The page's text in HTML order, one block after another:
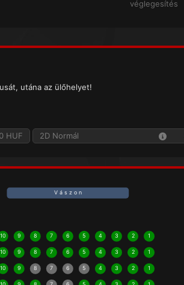
véglegesítés
utána az ülőhelyet!
HUF 2D Normál
V á s z o n
10 9 8 7 6 5 4 3 2 1
10 9 8 7 6 5 4 3 2 1
10 9 8 7 6 5 4 3 2 1